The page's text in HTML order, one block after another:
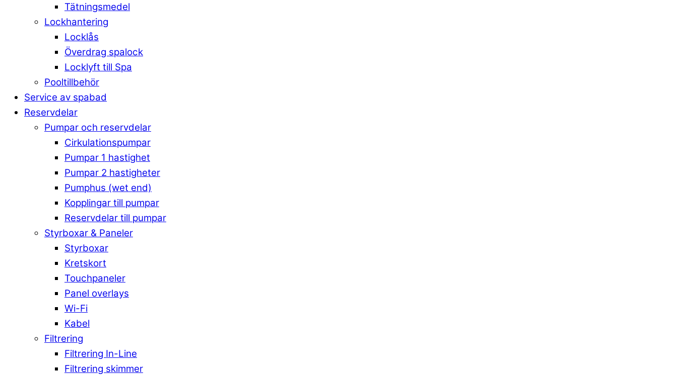
Tätningsmedel
Lockhantering
Locklås
Överdrag spalock
Locklyft till Spa
Pooltillbehör
Service av spabad
Reservdelar
Pumpar och reservdelar
Cirkulationspumpar
Pumpar 1 hastighet
Pumpar 2 hastigheter
Pumphus (wet end)
Kopplingar till pumpar
Reservdelar till pumpar
Styrboxar & Paneler
Styrboxar
Kretskort
Touchpaneler
Panel overlays
Wi-Fi
Kabel
Filtrering
Filtrering In-Line
Filtrering skimmer